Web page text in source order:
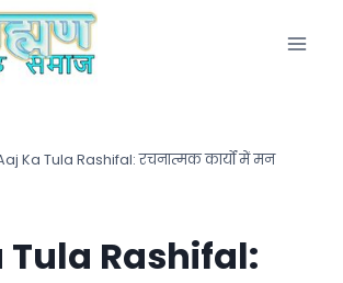
Ka Tula Rashifal: रचनात्मक कार्यों में मन
Tula Rashifal: